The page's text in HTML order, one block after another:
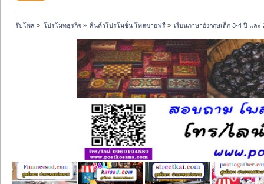
รับโพส » โปรโมทธุรกิจ» สินค้าโปรโมชั่น โพสขายฟรี» เรียนภาษาอังกฤษเด็ก 3-4 ปี แล